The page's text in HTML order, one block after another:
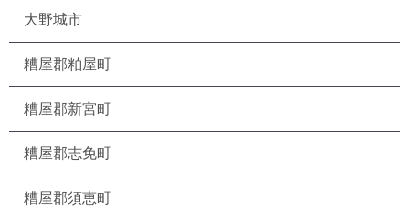
大野城市
糟屋郡粕屋町
糟屋郡新宮町
糟屋郡志免町
糟屋郡須恵町